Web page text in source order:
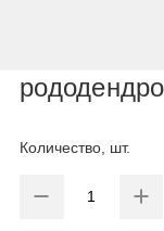
Количество, шт.